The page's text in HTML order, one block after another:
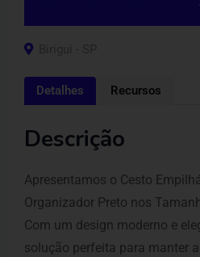
Detalhes Recursos
Descrição
Apresentamos o Cesto
Organizador Preto nos
Com um design moderno e
solução perfeita para manter